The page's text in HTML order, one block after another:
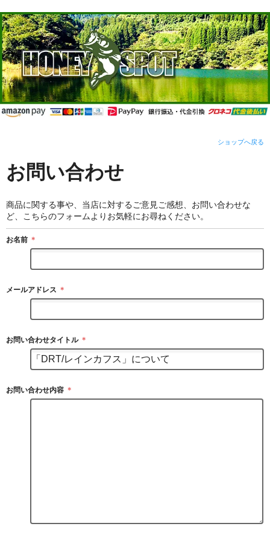
ショップへ戻る
お問い合わせ
商品に関する事や、当店に対するご意見ご感想、お問い合わせな
ど、こちらのフォームよりお気軽にお尋ねください。
お名前 ＊
メールアドレス ＊
お問い合わせタイトル ＊
お問い合わせ内容 ＊